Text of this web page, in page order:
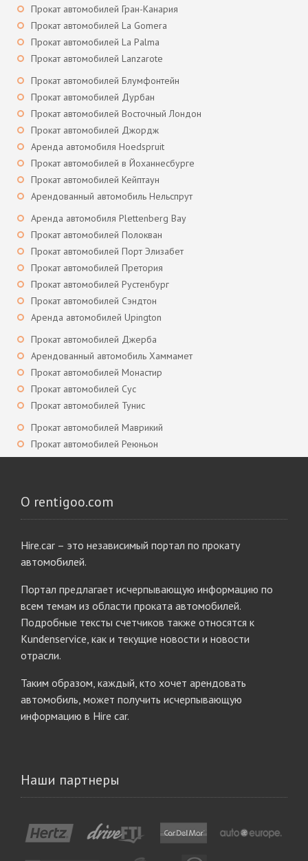
Прокат автомобилей Гран-Канария
Прокат автомобилей La Gomera
Прокат автомобилей La Palma
Прокат автомобилей Lanzarote
Прокат автомобилей Блумфонтейн
Прокат автомобилей Дурбан
Прокат автомобилей Восточный Лондон
Прокат автомобилей Джордж
Аренда автомобиля Hoedspruit
Прокат автомобилей в Йоханнесбурге
Прокат автомобилей Кейптаун
Арендованный автомобиль Нельспрут
Аренда автомобиля Plettenberg Bay
Прокат автомобилей Полокван
Прокат автомобилей Порт Элизабет
Прокат автомобилей Претория
Прокат автомобилей Рустенбург
Прокат автомобилей Сэндтон
Аренда автомобилей Upington
Прокат автомобилей Джерба
Арендованный автомобиль Хаммамет
Прокат автомобилей Монастир
Прокат автомобилей Сус
Прокат автомобилей Тунис
Прокат автомобилей Маврикий
Прокат автомобилей Реюньон
О rentigoo.com
Hire.car – это независимый портал по прокату
автомобилей.
Портал предлагает исчерпывающую информацию по
всем темам из области проката автомобилей.
Подробные тексты счетчиков также относятся к
Kundenservice, как и текущие новости и новости
отрасли.
Таким образом, каждый, кто хочет арендовать
автомобиль, может получить исчерпывающую
информацию в Hire car.
Наши партнеры